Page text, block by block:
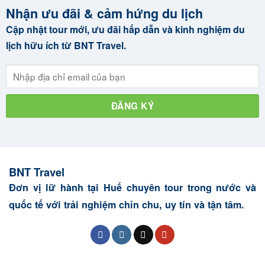
Nhận ưu đãi & cảm hứng du lịch
Cập nhật tour mới, ưu đãi hấp dẫn và kinh nghiệm du
lịch hữu ích từ BNT Travel.
BNT Travel
Đơn vị lữ hành tại Huế chuyên tour trong nước và
quốc tế với trải nghiệm chỉn chu, uy tín và tận tâm.